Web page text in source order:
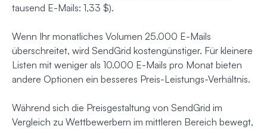
tausend E-Mails: 1,33 $).
Wenn Ihr monatliches Volumen 25.000 E-Mails
überschreitet, wird SendGrid kostengünstiger. Für kleinere
Listen mit weniger als 10.000 E-Mails pro Monat bieten
andere Optionen ein besseres Preis-Leistungs-Verhältnis.
Während sich die Preisgestaltung von SendGrid im
Vergleich zu Wettbewerbern im mittleren Bereich bewegt,